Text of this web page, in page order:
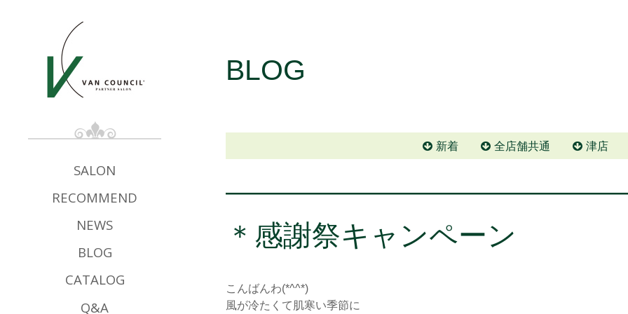
BLOG
新着 全店舗共通 津店
＊感謝祭キャンペーン
こんばんわ(*^^*)
風が冷たくて肌寒い季節に
SALON
RECOMMEND
NEWS
BLOG
CATALOG
Q&A